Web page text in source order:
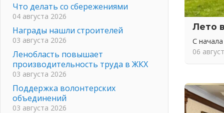
Лето
С
06
Что делать со сбережениями
04 августа 2026
Награды нашли строителей
03 августа 2026
Ленобласть повышает
производительность труда в ЖКХ
03 августа 2026
Поддержка волонтерских
объединений
03 августа 2026